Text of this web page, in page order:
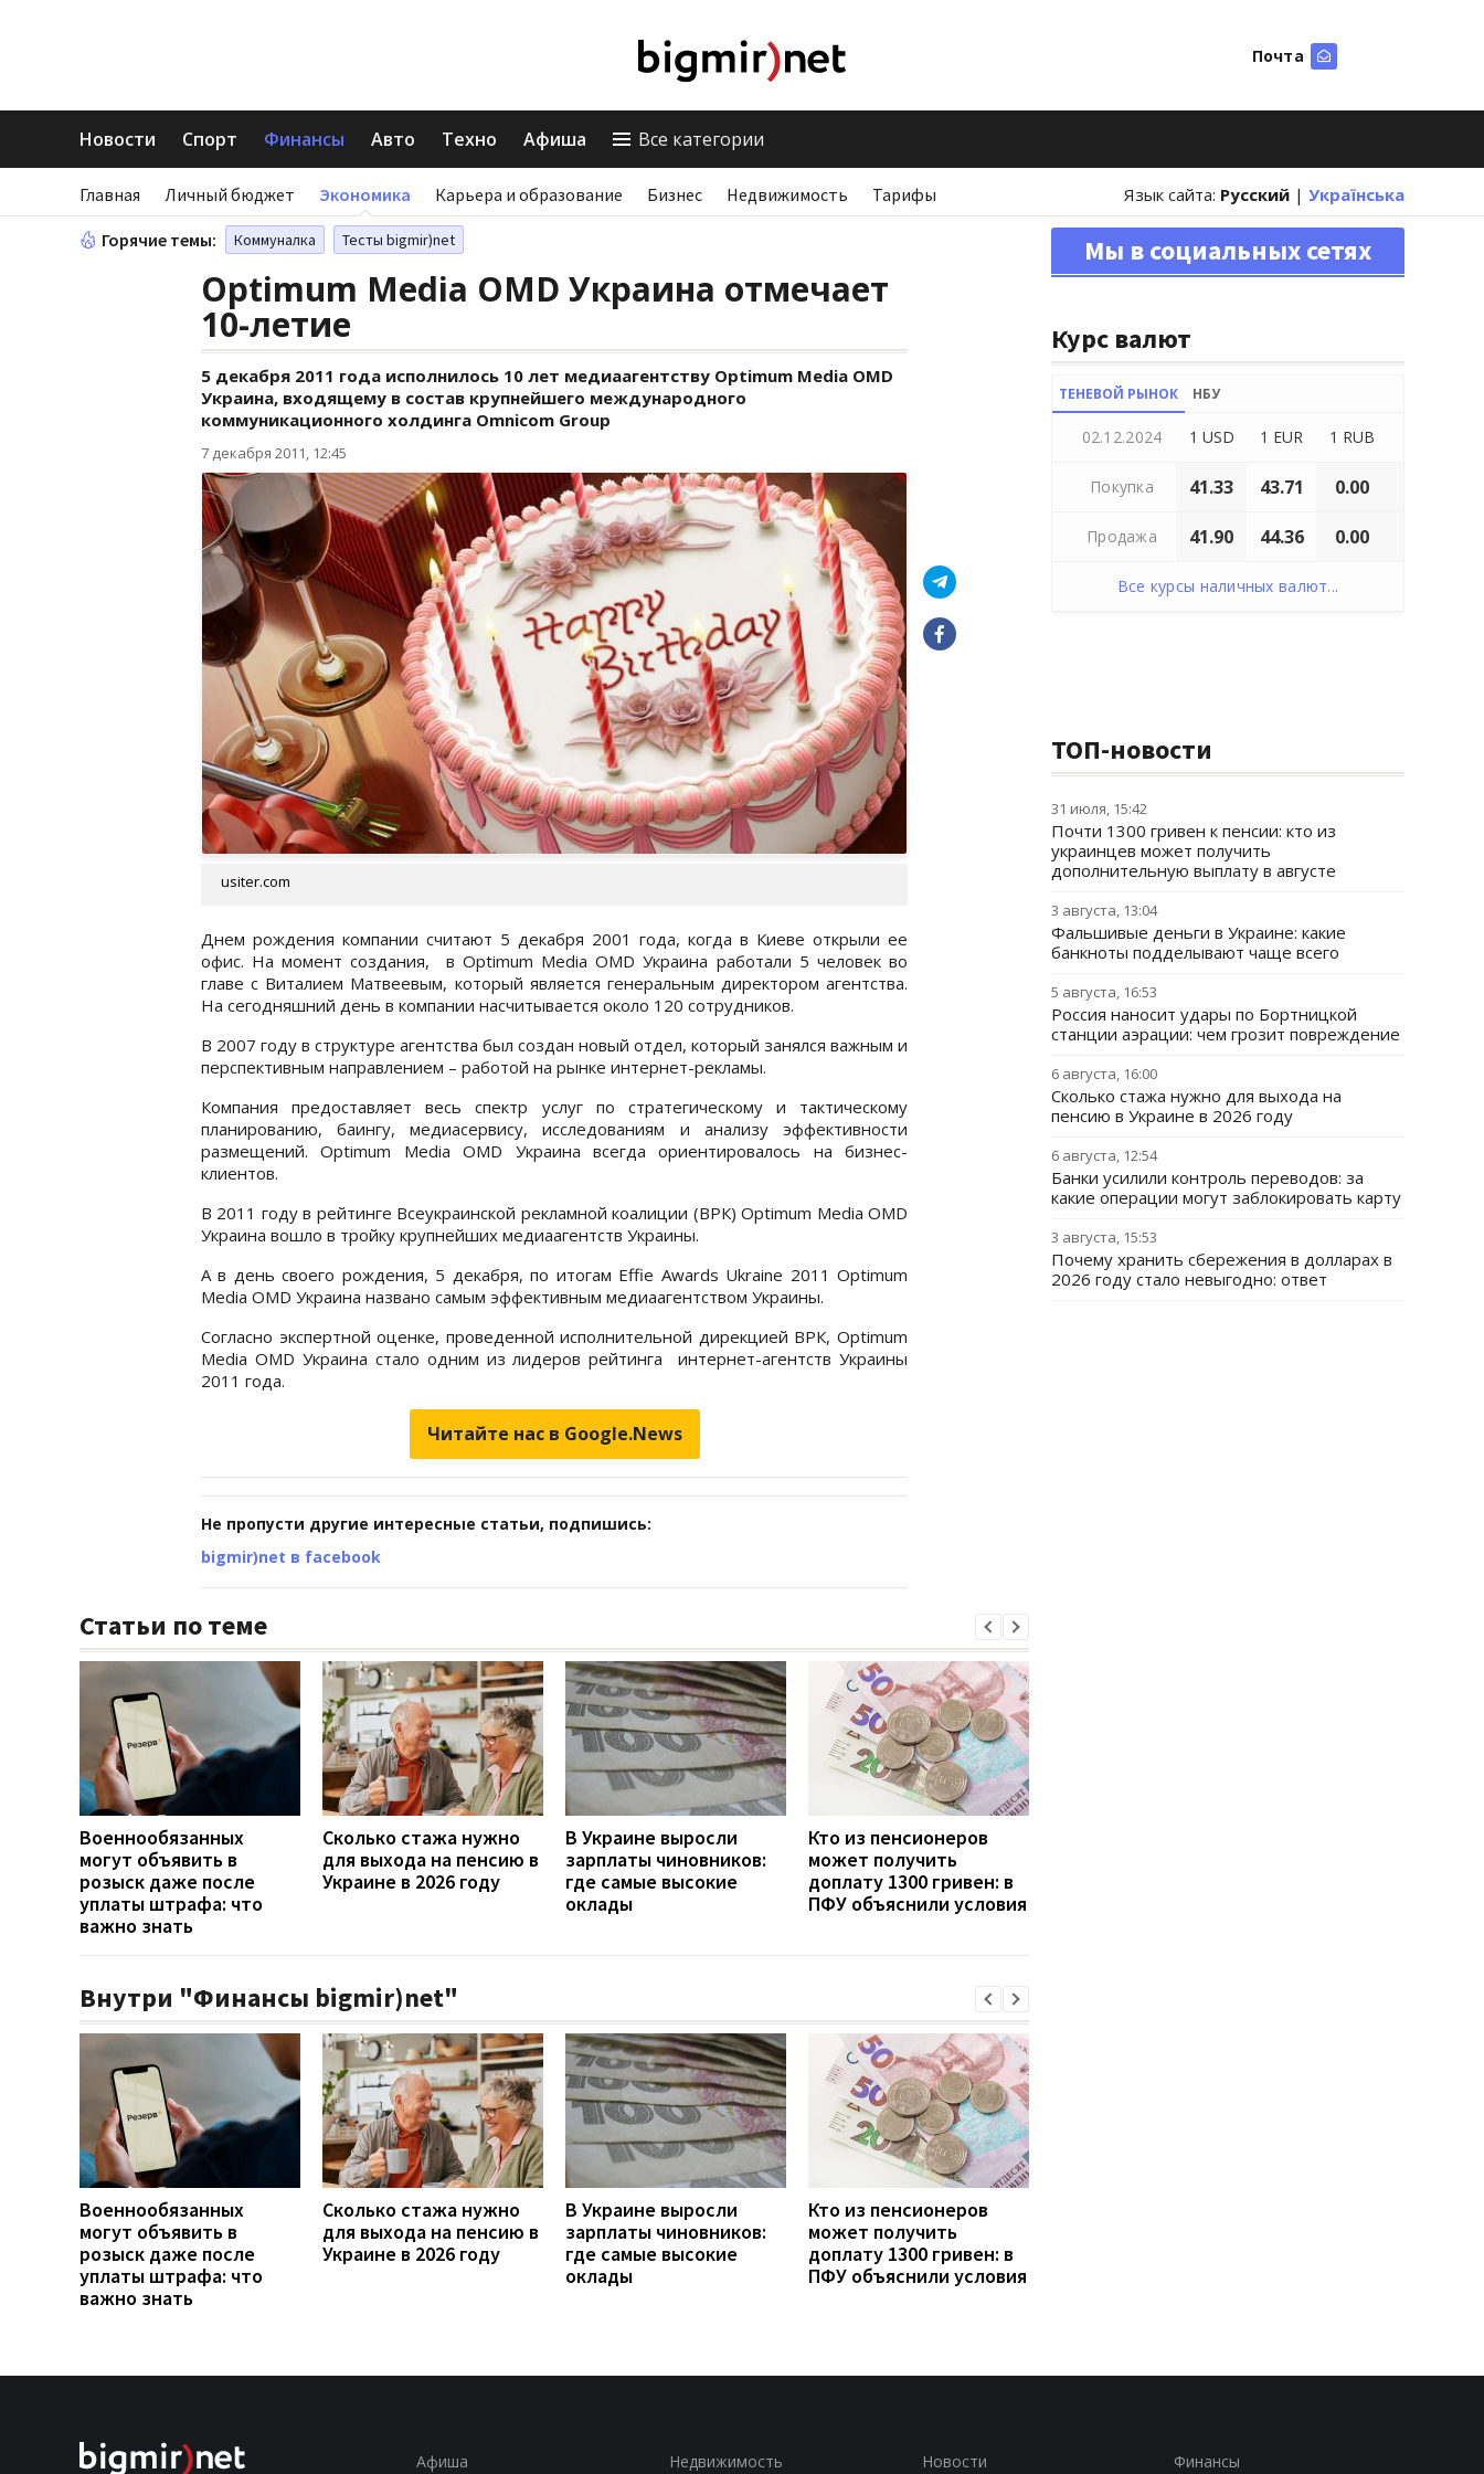
Почта
Новости Спорт Финансы Авто Техно Афиша Все категории
Главная Личный бюджет Экономика Карьера и образование Бизнес Недвижимость Тарифы Язык сайта: Русский | Українська
Горячие темы: Коммуналка Тесты bigmir)net
Optimum Media OMD Украина отмечает
10-летие
5 декабря 2011 года исполнилось 10 лет медиаагентству Optimum Media OMD
Украина, входящему в состав крупнейшего международного
коммуникационного холдинга Omnicom Group
7 декабря 2011, 12:45
usiter.com
Днем рождения компании считают 5 декабря 2001 года, когда в Киеве открыли ее
офис. На момент создания, в Optimum Media OMD Украина работали 5 человек во
главе с Виталием Матвеевым, который является генеральным директором агентства.
На сегодняшний день в компании насчитывается около 120 сотрудников.
В 2007 году в структуре агентства был создан новый отдел, который занялся важным и
перспективным направлением – работой на рынке интернет-рекламы.
Компания предоставляет весь спектр услуг по стратегическому и тактическому
планированию, баингу, медиасервису, исследованиям и анализу эффективности
размещений. Optimum Media OMD Украина всегда ориентировалось на бизнес-
клиентов.
В 2011 году в рейтинге Всеукраинской рекламной коалиции (ВРК) Optimum Media OMD
Украина вошло в тройку крупнейших медиаагентств Украины.
А в день своего рождения, 5 декабря, по итогам Effie Awards Ukraine 2011 Optimum
Media OMD Украина названо самым эффективным медиаагентством Украины.
Согласно экспертной оценке, проведенной исполнительной дирекцией ВРК, Optimum
Media OMD Украина стало одним из лидеров рейтинга интернет-агентств Украины
2011 года.
Читайте нас в Google.News
Не пропусти другие интересные статьи, подпишись:
bigmir)net в facebook
Статьи по теме
Военнообязанных
могут объявить в
розыск даже после
уплаты штрафа: что
важно знать
Сколько стажа нужно
для выхода на пенсию в
Украине в 2026 году
В Украине выросли
зарплаты чиновников:
где самые высокие
оклады
Кто из пенсионеров
может получить
доплату 1300 гривен: в
ПФУ объяснили условия
Внутри "Финансы bigmir)net"
Военнообязанных
могут объявить в
розыск даже после
уплаты штрафа: что
важно знать
Сколько стажа нужно
для выхода на пенсию в
Украине в 2026 году
В Украине выросли
зарплаты чиновников:
где самые высокие
оклады
Кто из пенсионеров
может получить
доплату 1300 гривен: в
ПФУ объяснили условия
Мы в социальных сетях
Курс валют
ТЕНЕВОЙ РЫНОК НБУ
02.12.2024 1 USD 1 EUR 1 RUB
Покупка 41.33 43.71 0.00
Продажа 41.90 44.36 0.00
Все курсы наличных валют...
ТОП-новости
31 июля, 15:42
Почти 1300 гривен к пенсии: кто из
украинцев может получить
дополнительную выплату в августе
3 августа, 13:04
Фальшивые деньги в Украине: какие
банкноты подделывают чаще всего
5 августа, 16:53
Россия наносит удары по Бортницкой
станции аэрации: чем грозит повреждение
6 августа, 16:00
Сколько стажа нужно для выхода на
пенсию в Украине в 2026 году
6 августа, 12:54
Банки усилили контроль переводов: за
какие операции могут заблокировать карту
3 августа, 15:53
Почему хранить сбережения в долларах в
2026 году стало невыгодно: ответ
Афиша Недвижимость Новости Финансы